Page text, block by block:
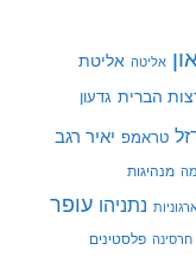
אליטה אליטת
הברית גדעון
טראמפ יאיר רגב
מנהיגות
נתניהו עופר
חרסינה פלסטינים